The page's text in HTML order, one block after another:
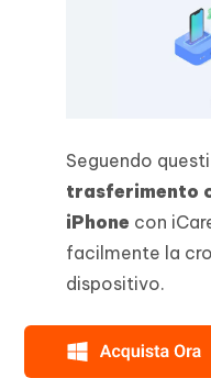
Seguendo
trasferimento
iPhone con
facilmente la
dispositivo.